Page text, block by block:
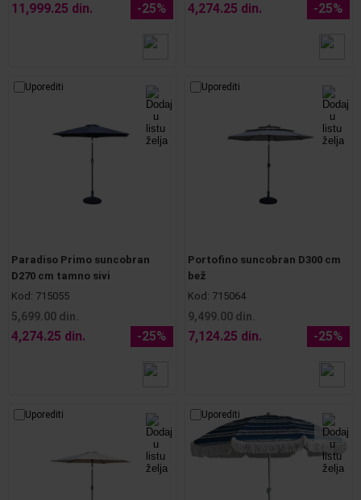
11,999.25 din. -25% 4,274.25 din. -25%
Uporediti
Paradiso Primo suncobran
D270 cm tamno sivi
Kod: 715055
5,699.00 din.
4,274.25 din. -25%
Uporediti
Portofino suncobran D300 cm
bež
Kod: 715064
9,499.00 din.
7,124.25 din. -25%
Uporediti Uporediti